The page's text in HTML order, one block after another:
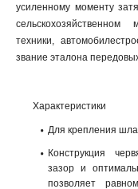
усиленному моменту
техники,
звание эталона
Характеристики
Для крепления
Конструкция
зазор и
позволяет